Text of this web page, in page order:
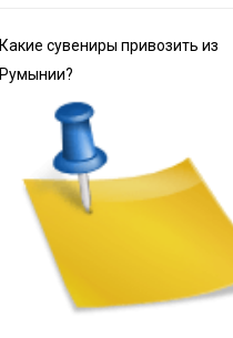
Какие сувениры привозить из
Румынии?